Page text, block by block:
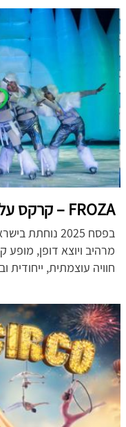
FROZA – קרקס על הקרח
בפסח 2025
מרהיב ויוצא דופן,
חוויה עוצמתית,